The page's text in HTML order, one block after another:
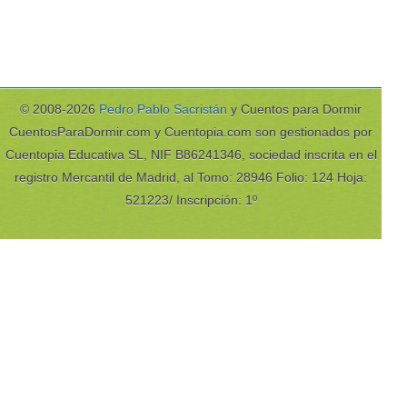
© 2008-2026 Pedro Pablo Sacristán y Cuentos para Dormir
CuentosParaDormir.com y Cuentopia.com son gestionados por
Cuentopia Educativa SL, NIF B86241346, sociedad inscrita en el
registro Mercantil de Madrid, al Tomo: 28946 Folio: 124 Hoja:
521223/ Inscripción: 1º